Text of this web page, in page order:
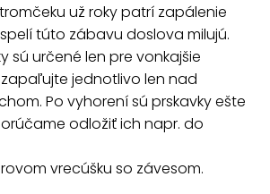
už roky patrí zapálenie
túto zábavu doslova milujú.
sú určené len pre vonkajšie
zapaľujte jednotlivo len nad
Po vyhorení sú prskavky ešte
odložiť ich napr. do
vrecúšku so závesom.